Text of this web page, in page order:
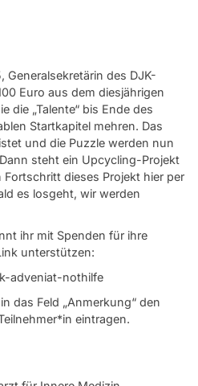
Generalsekretärin des DJK-
Euro aus dem diesjährigen
die „Talente“ bis Ende des
Startkapitel mehren. Das
und die Puzzle werden nun
steht ein Upcycling-Projekt
dieses Projekt hier per
es losgeht, wir werden
ihr mit Spenden für ihre
unterstützen:
adveniat-nothilfe
das Feld „Anmerkung“ den
eintragen.